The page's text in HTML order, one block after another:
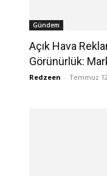
Gündem
Açık Hava
Görünürlük:
Redzeen - Temmuz